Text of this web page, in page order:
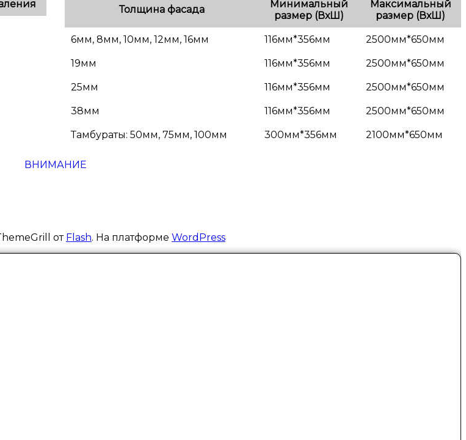
Толщина фасада
Минимальный
размер (ВхШ)
Максимальный
размер (ВхШ)
6мм, 8мм, 10мм, 12мм, 16мм 116мм*356мм 2500мм*650мм
19мм 116мм*356мм 2500мм*650мм
25мм 116мм*356мм 2500мм*650мм
38мм 116мм*356мм 2500мм*650мм
Тамбураты: 50мм, 75мм, 100мм 300мм*356мм 2100мм*650мм
ВНИМАНИЕ
от Flash. На платформе WordPress